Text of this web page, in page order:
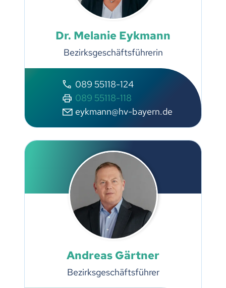
Dr. Melanie Eykmann
Bezirksgeschäftsführerin
089 55118-124
089 55118-118
eykmann@hv-bayern.de
Andreas Gärtner
Bezirksgeschäftsführer